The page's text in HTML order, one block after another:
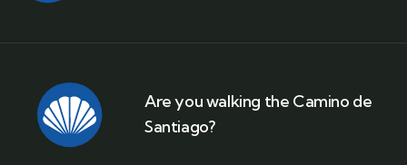
Are you walking the Camino de
Santiago?